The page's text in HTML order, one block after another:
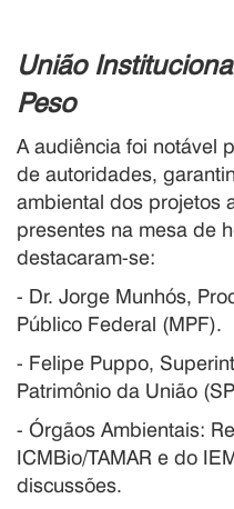
União
Peso
A audiência foi notável
de autoridades,
ambiental dos projetos
presentes na mesa de
destacaram-se:
- Dr. Jorge Munhós,
Público Federal (MPF).
- Felipe Puppo,
Patrimônio da União
- Órgãos Ambientais:
ICMBio/TAMAR e do
discussões.